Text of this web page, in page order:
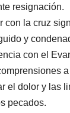
resignación.
con la cruz
y
con el
el dolor y las
pecados.